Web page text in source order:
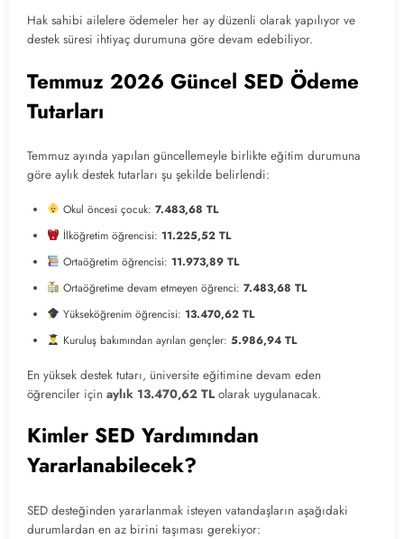
Hak sahibi ailelere ödemeler her ay düzenli olarak yapılıyor ve
destek süresi ihtiyaç durumuna göre devam edebiliyor.
Temmuz 2026 Güncel SED Ödeme
Tutarları
Temmuz ayında yapılan güncellemeyle birlikte eğitim durumuna
göre aylık destek tutarları şu şekilde belirlendi:
Okul öncesi çocuk: 7.483,68 TL
İlköğretim öğrencisi: 11.225,52 TL
Ortaöğretim öğrencisi: 11.973,89 TL
Ortaöğretime devam etmeyen öğrenci: 7.483,68 TL
Yükseköğrenim öğrencisi: 13.470,62 TL
Kuruluş bakımından ayrılan gençler: 5.986,94 TL
En yüksek destek tutarı, üniversite eğitimine devam eden
öğrenciler için aylık 13.470,62 TL olarak uygulanacak.
Kimler SED Yardımından
Yararlanabilecek?
SED desteğinden yararlanmak isteyen vatandaşların aşağıdaki
durumlardan en az birini taşıması gerekiyor: